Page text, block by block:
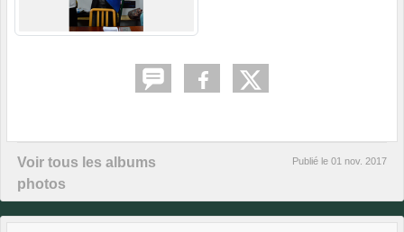
Voir tous les albums
photos
Publié le 01 nov. 2017